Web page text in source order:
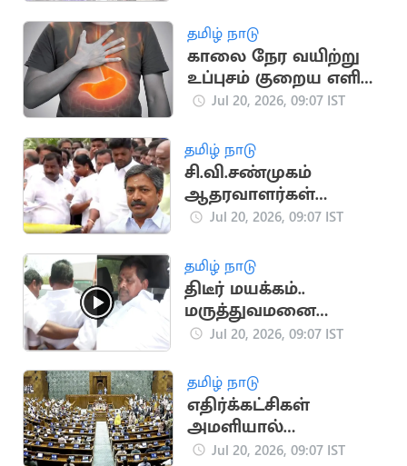
தமிழ் நாடு
காலை நேர வயிற்று
உப்புசம் குறைய எளிய
வீட்டு வைத்தியங்கள்!
Jul 20, 2026, 09:07 IST
தமிழ் நாடு
சி.வி.சண்முகம்
ஆதரவாளர்கள்
கூண்டோடு
Jul 20, 2026, 09:07 IST
தமிழ் நாடு
திடீர் மயக்கம்..
மருத்துவமனை
விரையும் அனிதா
Jul 20, 2026, 09:07 IST
தமிழ் நாடு
எதிர்க்கட்சிகள்
அமளியால்
மாநிலங்களவை நாள்
Jul 20, 2026, 09:07 IST